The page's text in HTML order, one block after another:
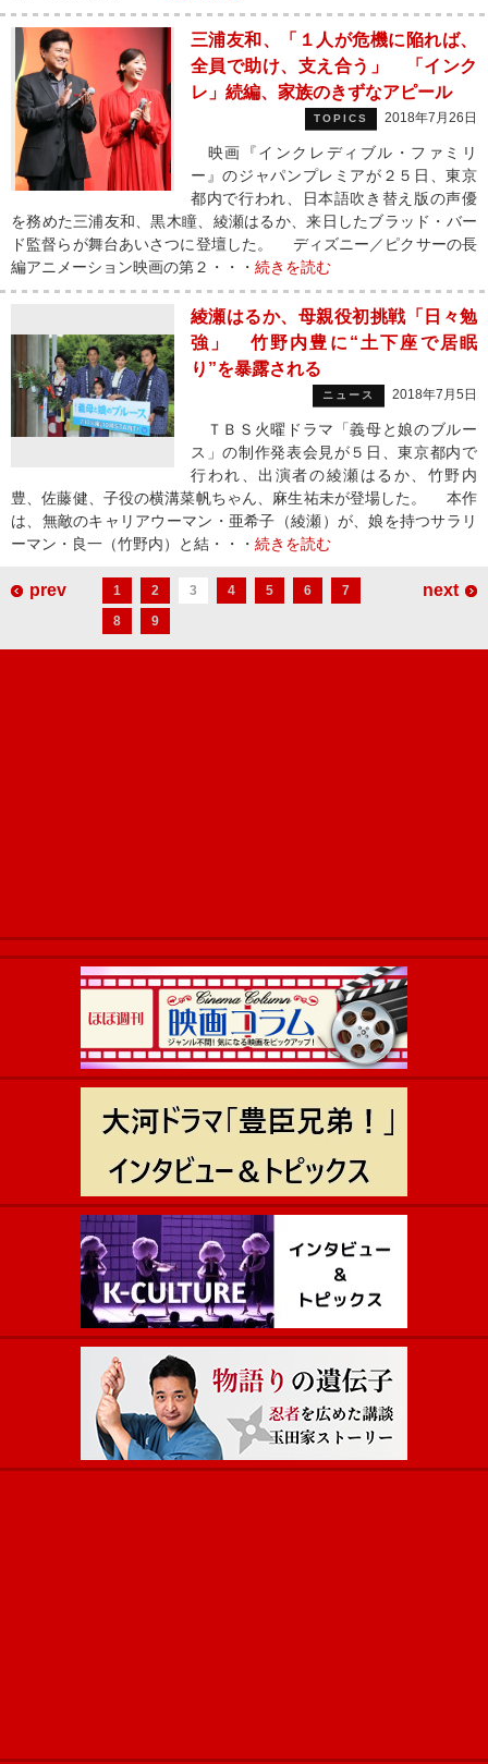
三浦友和、「１人が危機に陥れば、
全員で助け、支え合う」 「インク
レ」続編、家族のきずなアピール
TOPICS 2018年7月26日
映画『インクレディブル・ファミリ
ー』のジャパンプレミアが２５日、東京
都内で行われ、日本語吹き替え版の声優
を務めた三浦友和、黒木瞳、綾瀬はるか、来日したブラッド・バー
ド監督らが舞台あいさつに登壇した。 ディズニー／ピクサーの長
編アニメーション映画の第２・・・ 続きを読む
綾瀬はるか、母親役初挑戦「日々勉
強」 竹野内豊に“土下座で居眠
り”を暴露される
ニュース 2018年7月5日
ＴＢＳ火曜ドラマ「義母と娘のブルー
ス」の制作発表会見が５日、東京都内で
行われ、出演者の綾瀬はるか、竹野内
豊、佐藤健、子役の横溝菜帆ちゃん、麻生祐未が登場した。 本作
は、無敵のキャリアウーマン・亜希子（綾瀬）が、娘を持つサラリ
ーマン・良一（竹野内）と結・・・ 続きを読む
prev 1 2 3 4 5 6
7
8
9
next